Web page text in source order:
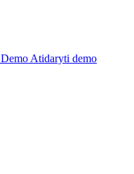
Demo Atidaryti demo